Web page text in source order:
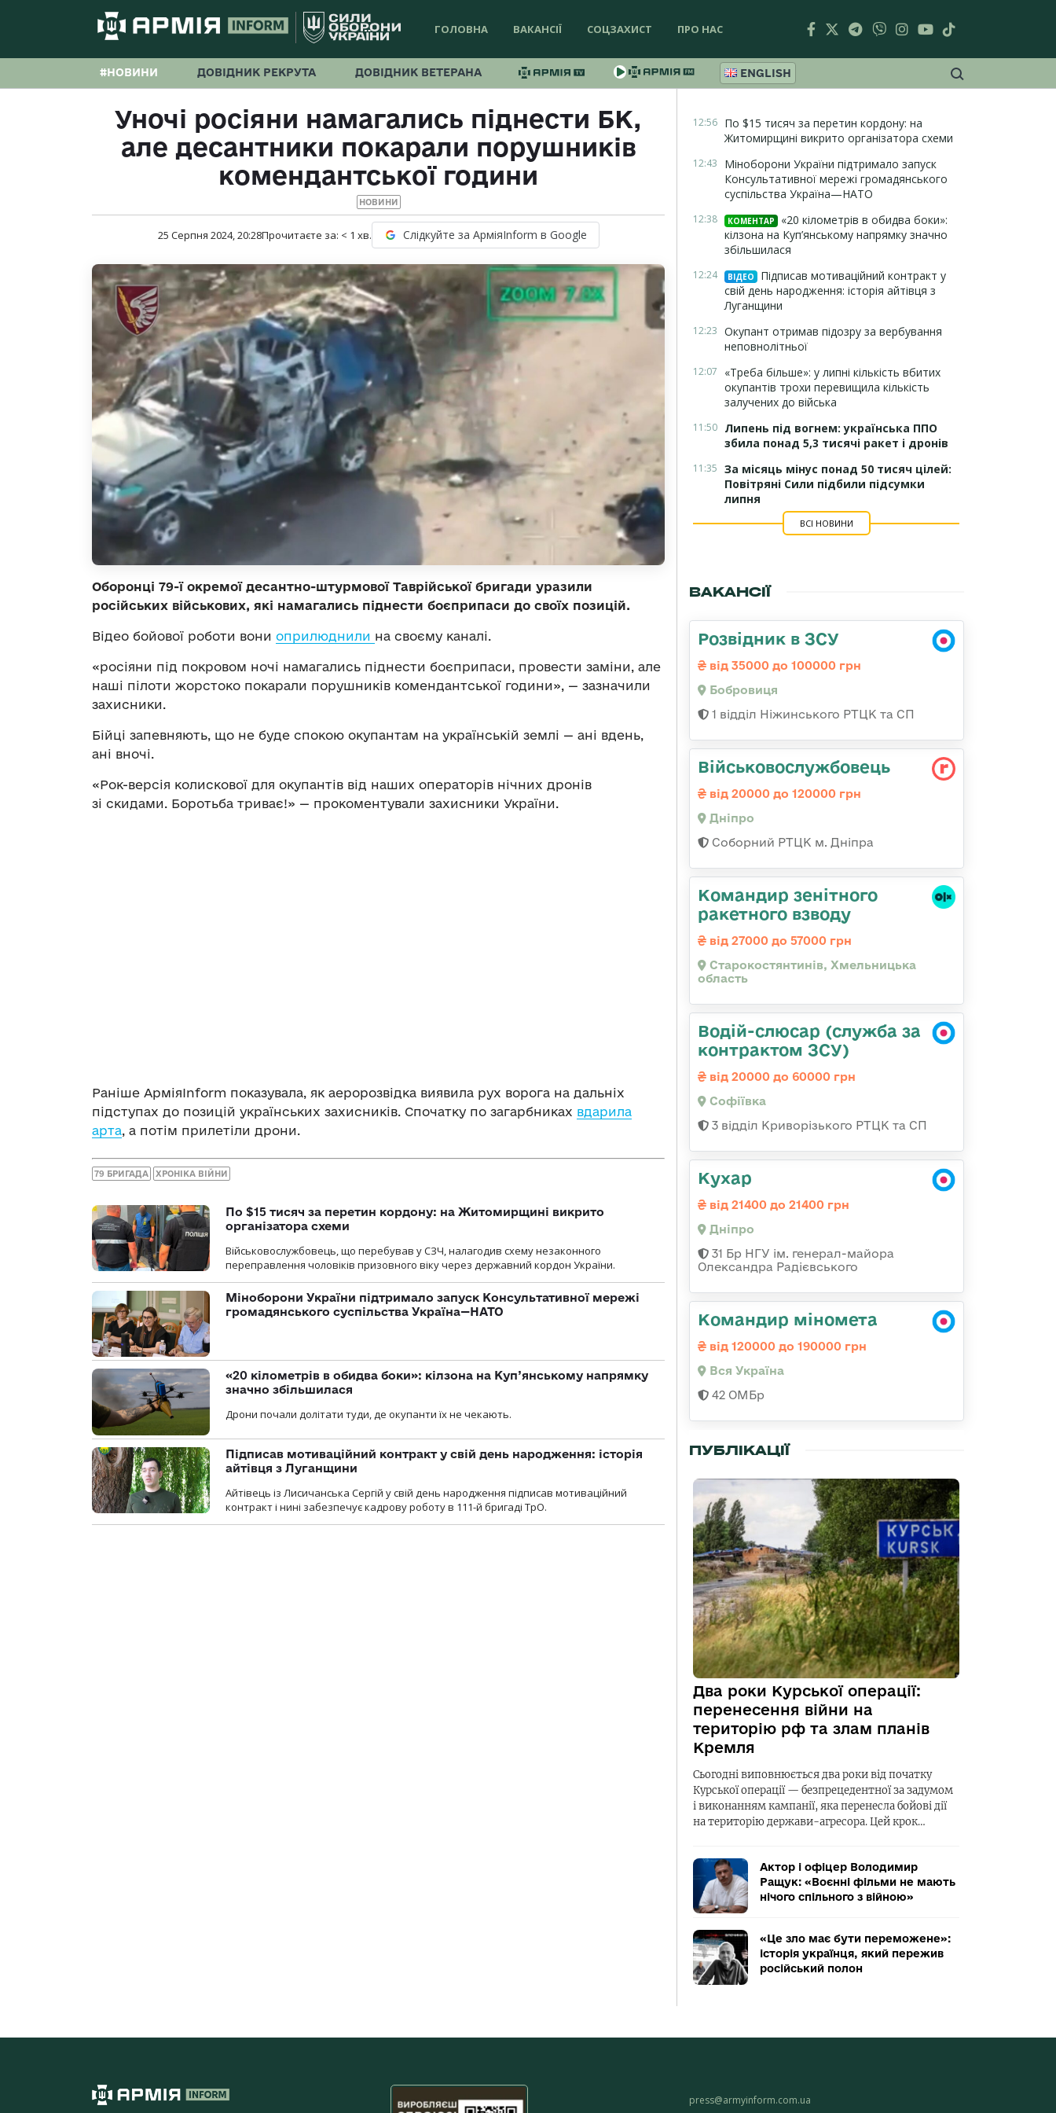
ГОЛОВНА ВАКАНСІЇ СОЦЗАХИСТ ПРО НАС
#НОВИНИ ДОВІДНИК РЕКРУТА ДОВІДНИК ВЕТЕРАНА ENGLISH
Уночі росіяни намагались піднести БК,
але десантники покарали порушників
комендантської години
НОВИНИ
25 Серпня 2024, 20:28Прочитаєте за: < 1 хв. Слідкуйте за АрміяInform в Google
Оборонці 79-ї окремої десантно-штурмової Таврійської бригади уразили
російських військових, які намагались піднести боєприпаси до своїх позицій.
Відео бойової роботи вони оприлюднили на своєму каналі.
«росіяни під покровом ночі намагались піднести боєприпаси, провести заміни, але
наші пілоти жорстоко покарали порушників комендантської години», — зазначили
захисники.
Бійці запевняють, що не буде спокою окупантам на українській землі — ані вдень,
ані вночі.
«Рок-версія колискової для окупантів від наших операторів нічних дронів
зі скидами. Боротьба триває!» — прокоментували захисники України.
Раніше АрміяInform показувала, як аеророзвідка виявила рух ворога на дальніх
підступах до позицій українських захисників. Спочатку по загарбниках вдарила
арта, а потім прилетіли дрони.
79 БРИГАДА ХРОНІКА ВІЙНИ
По $15 тисяч за перетин кордону: на Житомирщині викрито
організатора схеми
Військовослужбовець, що перебував у СЗЧ, налагодив схему незаконного
переправлення чоловіків призовного віку через державний кордон України.
Міноборони України підтримало запуск Консультативної мережі
громадянського суспільства Україна—НАТО
«20 кілометрів в обидва боки»: кілзона на Куп’янському напрямку
значно збільшилася
Дрони почали долітати туди, де окупанти їх не чекають.
Підписав мотиваційний контракт у свій день народження: історія
айтівця з Луганщини
Айтівець із Лисичанська Сергій у свій день народження підписав мотиваційний
контракт і нині забезпечує кадрову роботу в 111-й бригаді ТрО.
12:56 По $15 тисяч за перетин кордону: на
Житомирщині викрито організатора схеми
12:43
Міноборони України підтримало запуск
Консультативної мережі громадянського
суспільства Україна—НАТО
12:38 КОМЕНТАР
«20 кілометрів в обидва боки»:
кілзона на Куп’янському напрямку значно
збільшилася
12:24 ВІДЕО
Підписав мотиваційний контракт у
свій день народження: історія айтівця з
Луганщини
12:23 Окупант отримав підозру за вербування
неповнолітньої
12:07
«Треба більше»: у липні кількість вбитих
окупантів трохи перевищила кількість
залучених до війська
11:50 Липень під вогнем: українська ППО
збила понад 5,3 тисячі ракет і дронів
11:35 За місяць мінус понад 50 тисяч цілей:
Повітряні Сили підбили підсумки
липня
ВСІ НОВИНИ
ВАКАНСІЇ
Розвідник в ЗСУ
від 35000 до 100000 грн
Бобровиця
1 відділ Ніжинського РТЦК та СП
Військовослужбовець
від 20000 до 120000 грн
Дніпро
Соборний РТЦК м. Дніпра
Командир зенітного
ракетного взводу
від 27000 до 57000 грн
Старокостянтинів, Хмельницька
область
Водій-слюсар (служба за
контрактом ЗСУ)
від 20000 до 60000 грн
Софіївка
3 відділ Криворізького РТЦК та СП
Кухар
від 21400 до 21400 грн
Дніпро
31 Бр НГУ ім. генерал-майора
Олександра Радієвського
Командир міномета
від 120000 до 190000 грн
Вся Україна
42 ОМБр
ПУБЛІКАЦІЇ
Два роки Курської операції:
перенесення війни на
територію рф та злам планів
Кремля
Сьогодні виповнюється два роки від початку
Курської операції — безпрецедентної за задумом
і виконанням кампанії, яка перенесла бойові дії
на територію держави-агресора. Цей крок…
Актор і офіцер Володимир
Ращук: «Воєнні фільми не мають
нічого спільного з війною»
«Це зло має бути переможене»:
історія українця, який пережив
російський полон
press@armyinform.com.ua